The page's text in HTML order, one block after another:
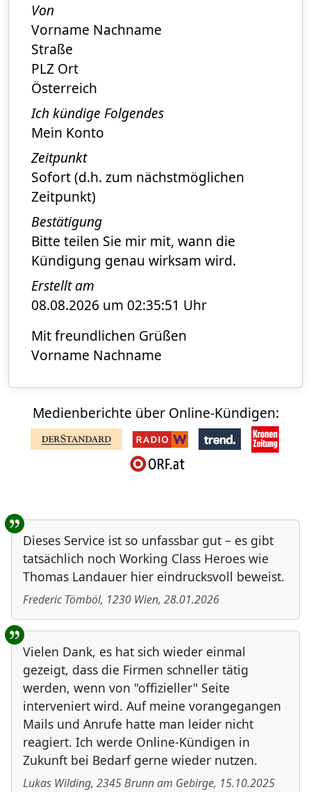
Von
Vorname Nachname
Straße
PLZ Ort
Österreich
Ich kündige Folgendes
Mein Konto
Zeitpunkt
Sofort (d.h. zum nächstmöglichen
Zeitpunkt)
Bestätigung
Bitte teilen Sie mir mit, wann die
Kündigung genau wirksam wird.
Erstellt am
08.08.2026 um 02:35:51 Uhr
Mit freundlichen Grüßen
Vorname Nachname
Medienberichte über Online-Kündigen:
Benutzer-Rückmeldungen
Dieses Service ist so unfassbar gut – es gibt
tatsächlich noch Working Class Heroes wie
Thomas Landauer hier eindrucksvoll beweist.
Frederic Tömböl, 1230 Wien, 28.01.2026
Vielen Dank, es hat sich wieder einmal
gezeigt, dass die Firmen schneller tätig
werden, wenn von "offizieller" Seite
interveniert wird. Auf meine vorangegangen
Mails und Anrufe hatte man leider nicht
reagiert. Ich werde Online-Kündigen in
Zukunft bei Bedarf gerne wieder nutzen.
Lukas Wilding, 2345Brunn am Gebirge, 15.10.2025